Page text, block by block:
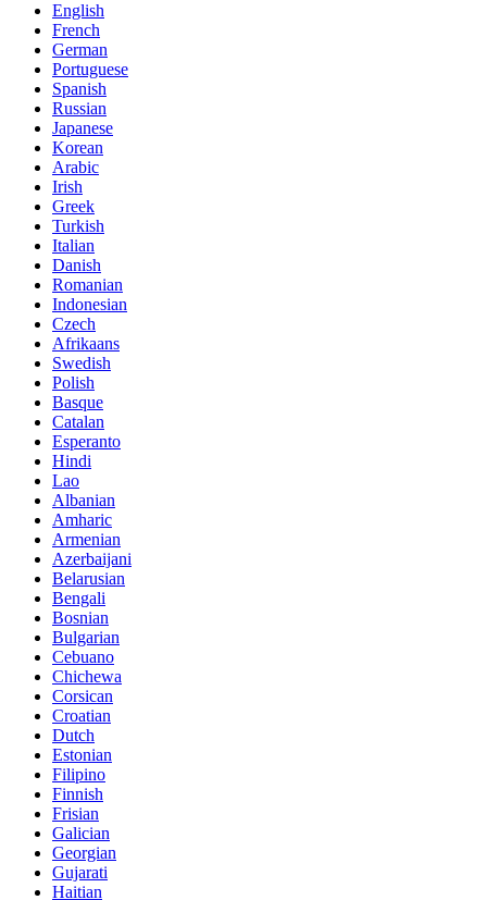
English
French
German
Portuguese
Spanish
Russian
Japanese
Korean
Arabic
Irish
Greek
Turkish
Italian
Danish
Romanian
Indonesian
Czech
Afrikaans
Swedish
Polish
Basque
Catalan
Esperanto
Hindi
Lao
Albanian
Amharic
Armenian
Azerbaijani
Belarusian
Bengali
Bosnian
Bulgarian
Cebuano
Chichewa
Corsican
Croatian
Dutch
Estonian
Filipino
Finnish
Frisian
Galician
Georgian
Gujarati
Haitian